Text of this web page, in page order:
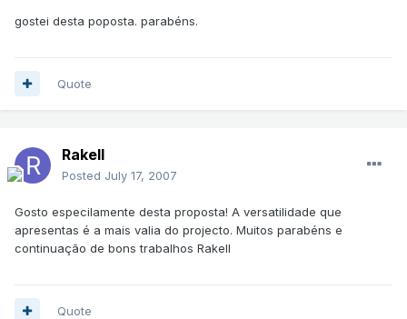
gostei desta poposta. parabéns.
Quote
Rakell
Posted July 17, 2007
Gosto especilamente desta proposta! A versatilidade que
apresentas é a mais valia do projecto. Muitos parabéns e
continuação de bons trabalhos Rakell
Quote